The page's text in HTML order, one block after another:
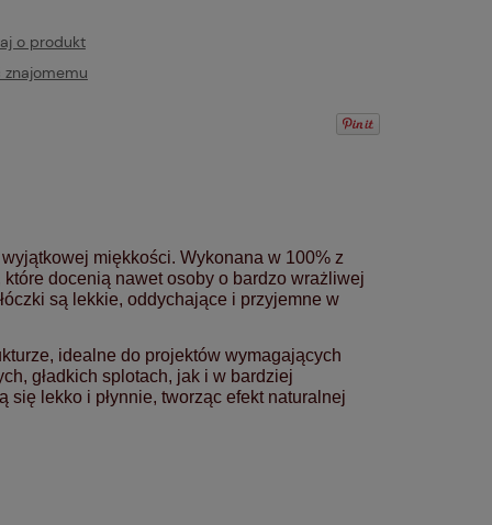
o produkt
znajomemu
miękkości. Wykonana w 100% z
docenią nawet osoby o bardzo wrażliwej
są lekkie, oddychające i przyjemne w
idealne do projektów wymagających
gładkich splotach, jak i w bardziej
się lekko i płynnie, tworząc efekt naturalnej